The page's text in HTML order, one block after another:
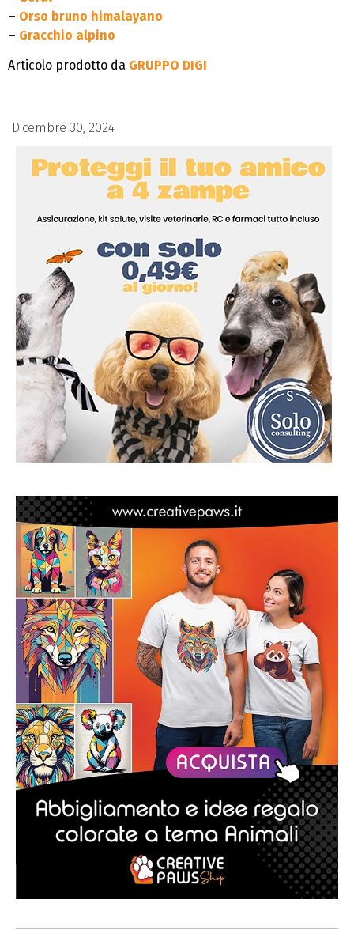
– Orso bruno himalayano
– Gracchio alpino
Articolo prodotto da GRUPPO DIGI
Dicembre 30, 2024